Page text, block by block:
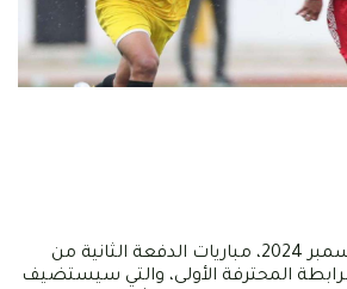
تدور اليوم، الأحد 22 ديسمبر 2024، مباريات الدفعة الثانية من
الرابطة المحترفة الأولى، والتي سيستضيف